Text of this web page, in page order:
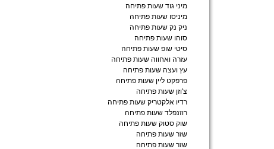
מיני גוד שעות פתיחה
מיניסו שעות פתיחה
ניק נק שעות פתיחה
סוהו שעות פתיחה
סיטי שופ שעות פתיחה
עזרה ואחווה שעות פתיחה
עץ ועצה שעות פתיחה
פרפקט ליין שעות פתיחה
צ'וזן שעות פתיחה
רדיו אלקטריק שעות פתיחה
רוזנפלד שעות פתיחה
שוק סטוק שעות פתיחה
שזר שעות פתיחה
שזר שעות פתיחה